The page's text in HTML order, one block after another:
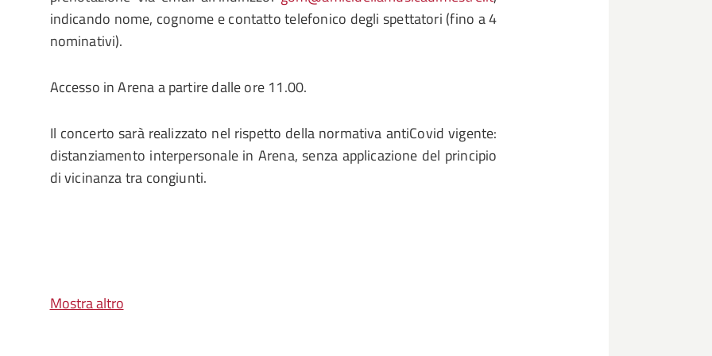
indicando nome, cognome e contatto telefonico degli spettatori (fino a 4
nominativi).
Accesso in Arena a partire dalle ore 11.00.
Il concerto sarà realizzato nel rispetto della normativa antiCovid vigente:
distanziamento interpersonale in Arena, senza applicazione del principio
di vicinanza tra congiunti.
Mostra altro